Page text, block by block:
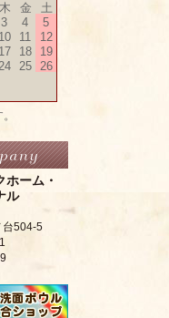
木 金
土
3 4
5
10 11
12
17 18
19
25
26
ホーム・
ル
台504-5